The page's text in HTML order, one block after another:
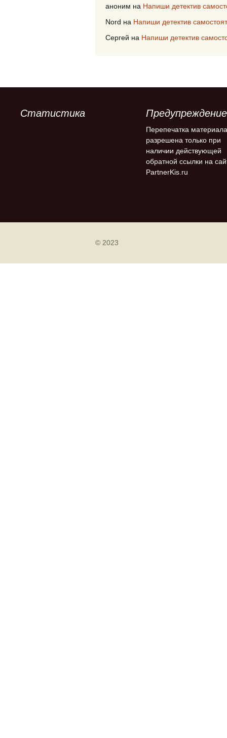
аноним на Напиши детектив
Nord на Напиши детектив
Сергей на Напиши детектив
Статистика Предупреждение
Перепечатка материала
разрешена только при
наличии действующей
обратной ссылки на
PartnerKis.ru
© 2023